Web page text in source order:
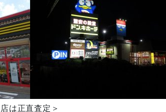
は正直査定＞